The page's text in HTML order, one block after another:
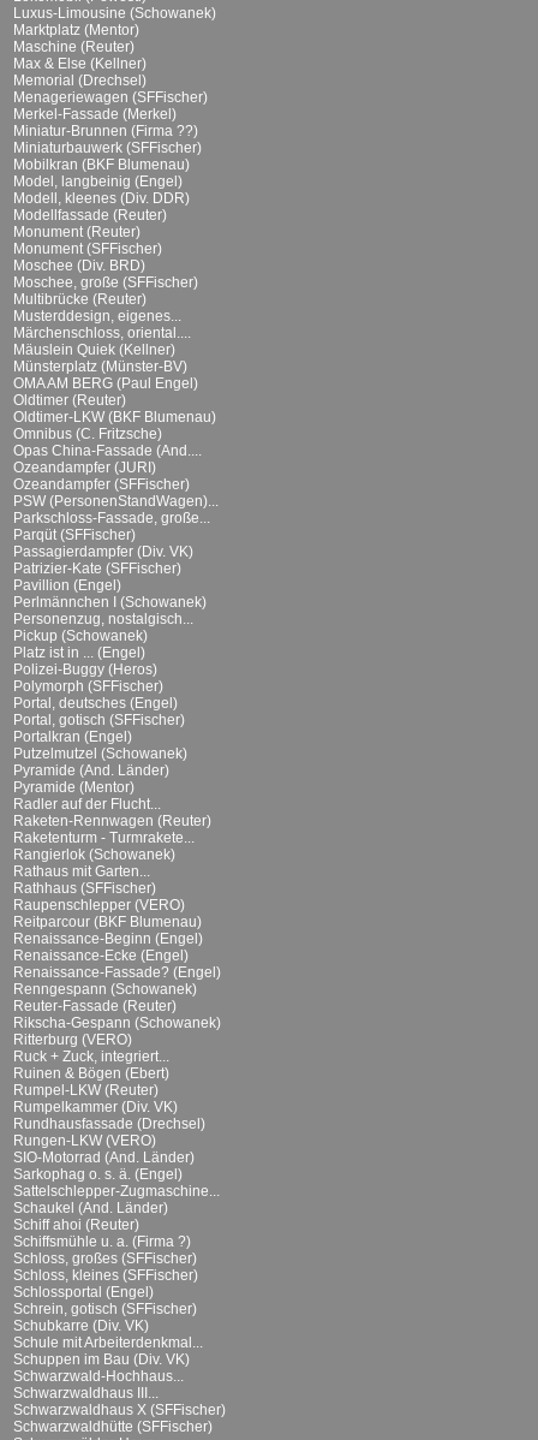
Luxus-Limousine (Schowanek)
Marktplatz (Mentor)
Maschine (Reuter)
Max & Else (Kellner)
Memorial (Drechsel)
Menageriewagen (SFFischer)
Merkel-Fassade (Merkel)
Miniatur-Brunnen (Firma ??)
Miniaturbauwerk (SFFischer)
Mobilkran (BKF Blumenau)
Model, langbeinig (Engel)
Modell, kleenes (Div. DDR)
Modellfassade (Reuter)
Monument (Reuter)
Monument (SFFischer)
Moschee (Div. BRD)
Moschee, große (SFFischer)
Multibrücke (Reuter)
Musterddesign, eigenes...
Märchenschloss, oriental....
Mäuslein Quiek (Kellner)
Münsterplatz (Münster-BV)
OMA AM BERG (Paul Engel)
Oldtimer (Reuter)
Oldtimer-LKW (BKF Blumenau)
Omnibus (C. Fritzsche)
Opas China-Fassade (And....
Ozeandampfer (JURI)
Ozeandampfer (SFFischer)
PSW (PersonenStandWagen)...
Parkschloss-Fassade, große...
Parqüt (SFFischer)
Passagierdampfer (Div. VK)
Patrizier-Kate (SFFischer)
Pavillion (Engel)
Perlmännchen I (Schowanek)
Personenzug, nostalgisch...
Pickup (Schowanek)
Platz ist in ... (Engel)
Polizei-Buggy (Heros)
Polymorph (SFFischer)
Portal, deutsches (Engel)
Portal, gotisch (SFFischer)
Portalkran (Engel)
Putzelmutzel (Schowanek)
Pyramide (And. Länder)
Pyramide (Mentor)
Radler auf der Flucht...
Raketen-Rennwagen (Reuter)
Raketenturm - Turmrakete...
Rangierlok (Schowanek)
Rathaus mit Garten...
Rathhaus (SFFischer)
Raupenschlepper (VERO)
Reitparcour (BKF Blumenau)
Renaissance-Beginn (Engel)
Renaissance-Ecke (Engel)
Renaissance-Fassade? (Engel)
Renngespann (Schowanek)
Reuter-Fassade (Reuter)
Rikscha-Gespann (Schowanek)
Ritterburg (VERO)
Ruck + Zuck, integriert...
Ruinen & Bögen (Ebert)
Rumpel-LKW (Reuter)
Rumpelkammer (Div. VK)
Rundhausfassade (Drechsel)
Rungen-LKW (VERO)
SIO-Motorrad (And. Länder)
Sarkophag o. s. ä. (Engel)
Sattelschlepper-Zugmaschine...
Schaukel (And. Länder)
Schiff ahoi (Reuter)
Schiffsmühle u. a. (Firma ?)
Schloss, großes (SFFischer)
Schloss, kleines (SFFischer)
Schlossportal (Engel)
Schrein, gotisch (SFFischer)
Schubkarre (Div. VK)
Schule mit Arbeiterdenkmal...
Schuppen im Bau (Div. VK)
Schwarzwald-Hochhaus...
Schwarzwaldhaus III...
Schwarzwaldhaus X (SFFischer)
Schwarzwaldhütte (SFFischer)